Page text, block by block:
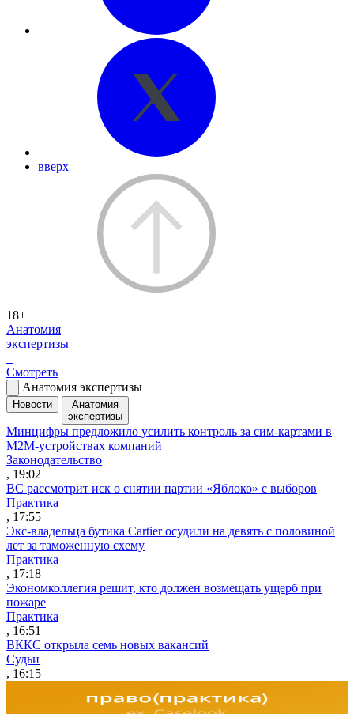
вверх
18+
Анатомия
экспертизы
Смотреть
Анатомия экспертизы
Новости
Анатомия
экспертизы
Минцифры предложило усилить контроль за сим-картами в
M2M-устройствах компаний
Законодательство
, 19:02
ВС рассмотрит иск о снятии партии «Яблоко» с выборов
Практика
, 17:55
Экс-владельца бутика Cartier осудили на девять с половиной
лет за таможенную схему
Практика
, 17:18
Экономколлегия решит, кто должен возмещать ущерб при
пожаре
Практика
, 16:51
ВККС открыла семь новых вакансий
Судьи
, 16:15